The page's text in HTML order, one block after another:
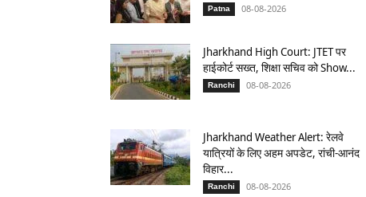
Patna 08-08-2026
Jharkhand High Court: JTET पर
हाईकोर्ट सख्त, शिक्षा सचिव को Show...
Ranchi 08-08-2026
Jharkhand Weather Alert: रेलवे
यात्रियों के लिए अहम अपडेट, रांची-आनंद
विहार...
Ranchi 08-08-2026